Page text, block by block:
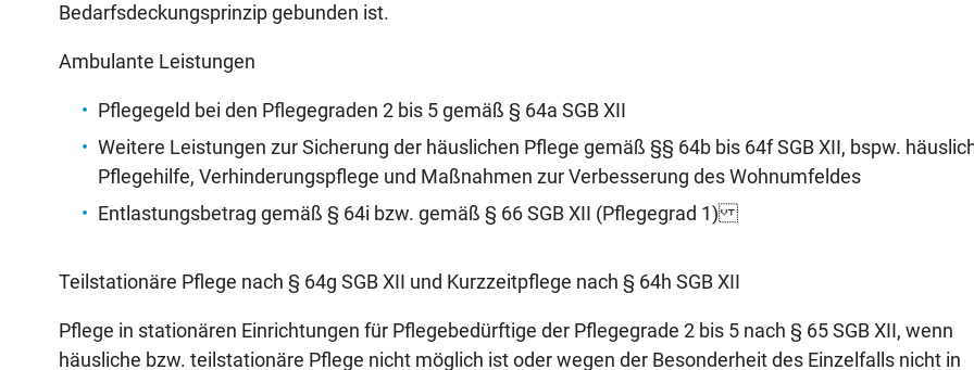
Bedarfsdeckungsprinzip gebunden ist.
Ambulante Leistungen
Pflegegeld bei den Pflegegraden 2 bis 5 gemäß § 64a SGB XII
Weitere Leistungen zur Sicherung der häuslichen Pflege gemäß §§ 64b bis 64f SGB XII, bspw.
Pflegehilfe, Verhinderungspflege und Maßnahmen zur Verbesserung des Wohnumfeldes
Entlastungsbetrag gemäß § 64i bzw. gemäß § 66 SGB XII (Pflegegrad 1)
Teilstationäre Pflege nach § 64g SGB XII und Kurzzeitpflege nach § 64h SGB XII
Pflege in stationären Einrichtungen für Pflegebedürftige der Pflegegrade 2 bis 5 nach § 65 SGB XII, wenn
häusliche bzw. teilstationäre Pflege nicht möglich ist oder wegen der Besonderheit des Einzelfalls nicht in